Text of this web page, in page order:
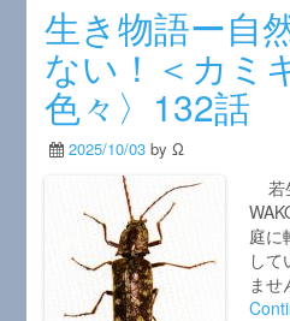
生き物語ー自
ない！＜カミ
色々〉132話
2025/10/03 by Ω
若
庭に
して
ま